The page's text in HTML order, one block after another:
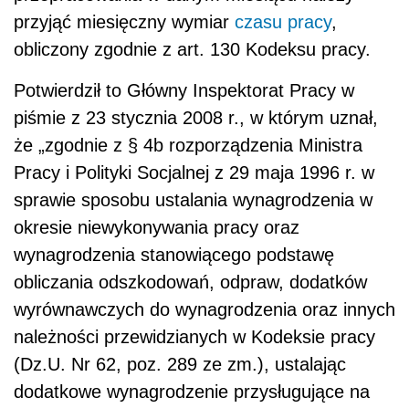
przyjąć miesięczny wymiar czasu pracy,
obliczony zgodnie z art. 130 Kodeksu pracy.
Potwierdził to Główny Inspektorat Pracy w
piśmie z 23 stycznia 2008 r., w którym uznał,
że „zgodnie z § 4b rozporządzenia Ministra
Pracy i Polityki Socjalnej z 29 maja 1996 r. w
sprawie sposobu ustalania wynagrodzenia w
okresie niewykonywania pracy oraz
wynagrodzenia stanowiącego podstawę
obliczania odszkodowań, odpraw, dodatków
wyrównawczych do wynagrodzenia oraz innych
należności przewidzianych w Kodeksie pracy
(Dz.U. Nr 62, poz. 289 ze zm.), ustalając
dodatkowe wynagrodzenie przysługujące na